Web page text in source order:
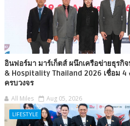
อินฟอร์มา มาร์เก็ตส์ ผนึกเครือข่ายธุรกิ
& Hospitality Thailand 2026 เชื่อม 4
ครบวงจร
All Miles Aug 05, 2026
LIFESTYLE